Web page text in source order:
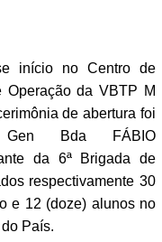
início no Centro de
Operação da VBTP M
de abertura foi
Bda FÁBIO
da 6ª Brigada de
respectivamente 30
e 12 (doze) alunos no
País.